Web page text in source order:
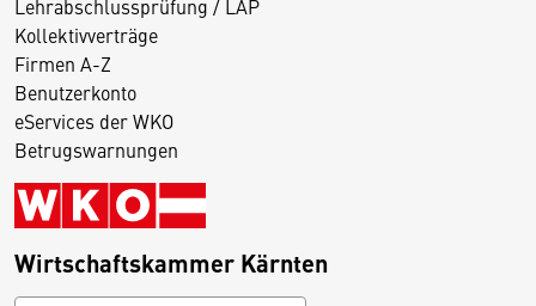
Lehrabschlussprüfung / LAP
Kollektivverträge
Firmen A-Z
Benutzerkonto
eServices der WKO
Betrugswarnungen
Wirtschaftskammer Kärnten